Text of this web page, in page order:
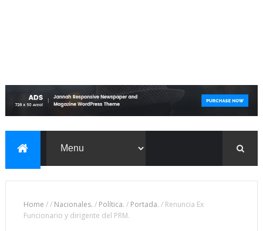
Home // Nacionales. / Política. / Portada. / Renuncia Ex
Funcionario y dirigente del PRM.